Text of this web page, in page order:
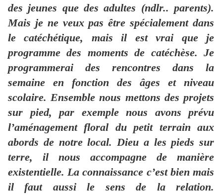
des jeunes que des adultes (ndlr.. parents).
Mais je ne veux pas être spécialement dans
le catéchétique, mais il est vrai que je
programme des moments de catéchèse. Je
programmerai des rencontres dans la
semaine en fonction des âges et niveau
scolaire. Ensemble nous mettons des projets
sur pied, par exemple nous avons prévu
l’aménagement floral du petit terrain aux
abords de notre local. Dieu a les pieds sur
terre, il nous accompagne de manière
existentielle. La connaissance c’est bien mais
il faut aussi le sens de la relation.